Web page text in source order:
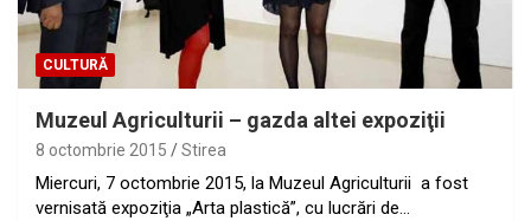
CULTURĂ
Muzeul Agriculturii – gazda altei expoziţii
8 octombrie 2015 Stirea
Miercuri, 7 octombrie 2015, la Muzeul Agriculturii a fost
vernisată expoziţia „Arta plastică”, cu lucrări de…